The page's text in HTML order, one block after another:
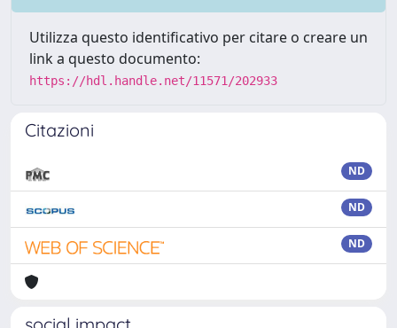
Utilizza questo identificativo per citare o creare un
link a questo documento:
https://hdl.handle.net/11571/202933
Citazioni
ND
ND
ND